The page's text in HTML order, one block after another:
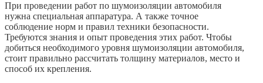
При проведении работ по шумоизоляции автомобиля
нужна специальная аппаратура. А также точное
соблюдение норм и правил техники безопасности.
Требуются знания и опыт проведения этих работ. Чтобы
добиться необходимого уровня шумоизоляции автомобиля,
стоит правильно рассчитать толщину материалов, место и
способ их крепления.